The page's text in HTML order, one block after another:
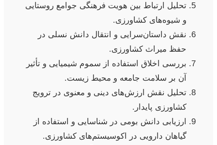
تحلیل ارتباط بین هویت فرهنگی جوامع روستایی
و شیوه‌های کشاورزی.
نقش داستان‌سرایی و انتقال دانش نسلی در
حفظ میراث کشاورزی.
بررسی اخلاق استفاده از سموم شیمیایی و تأثیر
آن بر سلامت جامعه و محیط زیست.
تحلیل نقش ارزش‌های دینی و معنوی در ترویج
کشاورزی پایدار.
ارزیابی دانش بومی در شناسایی و استفاده از
گیاهان دارویی در اکوسیستم‌های کشاورزی.